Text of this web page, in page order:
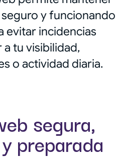
y funcionando
evitar incidencias
tu visibilidad,
o actividad diaria.
segura,
preparada